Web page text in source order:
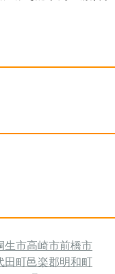
生市高崎市前橋市
田町邑楽郡明和町